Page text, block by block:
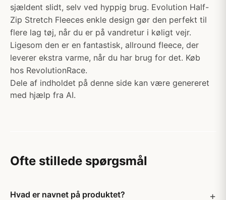
sjældent slidt, selv ved hyppig brug. Evolution Half-
Zip Stretch Fleeces enkle design gør den perfekt til
flere lag tøj, når du er på vandretur i køligt vejr.
Ligesom den er en fantastisk, allround fleece, der
leverer ekstra varme, når du har brug for det. Køb
hos RevolutionRace.
Dele af indholdet på denne side kan være genereret
med hjælp fra AI.
Ofte stillede spørgsmål
Hvad er navnet på produktet?